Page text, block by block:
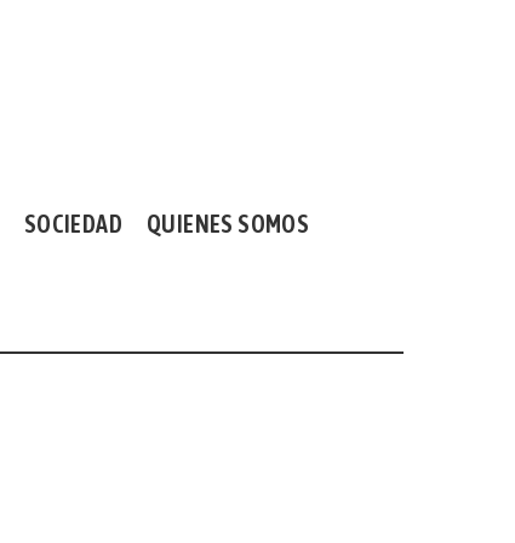
SOCIEDAD QUIENES SOMOS